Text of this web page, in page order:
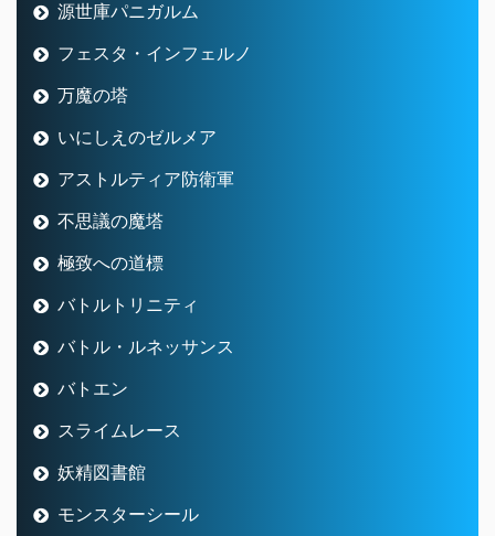
源世庫パニガルム
フェスタ・インフェルノ
万魔の塔
いにしえのゼルメア
アストルティア防衛軍
不思議の魔塔
極致への道標
バトルトリニティ
バトル・ルネッサンス
バトエン
スライムレース
妖精図書館
モンスターシール